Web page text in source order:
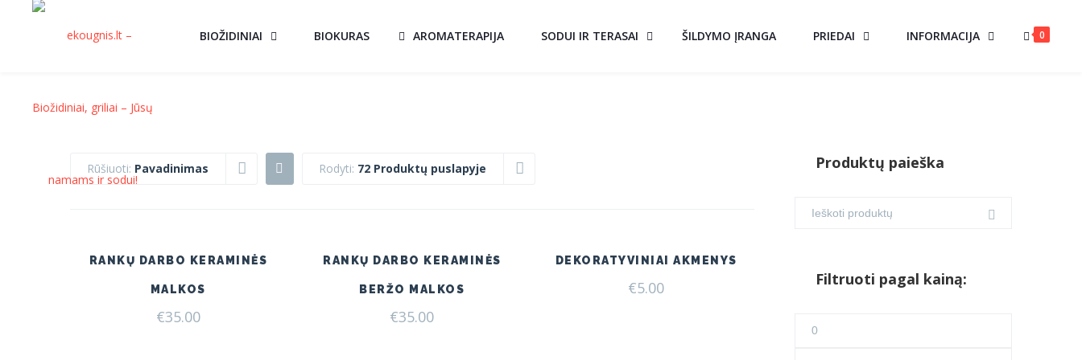
0
BIOŽIDINIAI BIOKURAS AROMATERAPIJA SODUI IR TERASAI ŠILDYMO ĮRANGA PRIEDAI INFORMACIJA
Rūšiuoti: Pavadinimas Rodyti: 72 Produktų puslapyje
RANKŲ DARBO KERAMINĖS
MALKOS
€35.00
RANKŲ DARBO KERAMINĖS
BERŽO MALKOS
€35.00
DEKORATYVINIAI AKMENYS
€5.00
Produktų paieška
Filtruoti pagal kainą: